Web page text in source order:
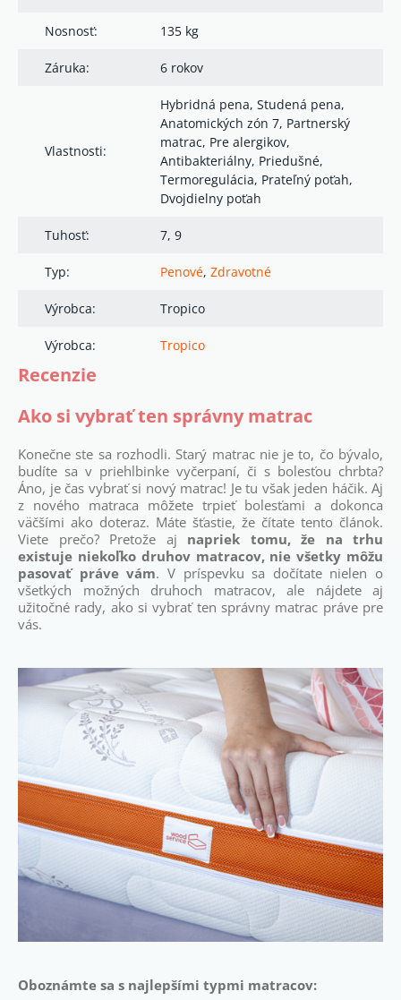
Nosnosť: 135 kg
Záruka: 6 rokov
Vlastnosti:
Hybridná pena, Studená pena,
Anatomických zón 7, Partnerský
matrac, Pre alergikov,
Antibakteriálny, Priedušné,
Termoregulácia, Prateľný poťah,
Dvojdielny poťah
Tuhosť: 7, 9
Typ: Penové, Zdravotné
Výrobca: Tropico
Výrobca: Tropico
Recenzie
Ako si vybrať ten správny matrac
Konečne ste sa rozhodli. Starý matrac nie je to, čo bývalo,
budíte sa v priehlbinke vyčerpaní, či s bolesťou chrbta?
Áno, je čas vybrať si nový matrac! Je tu však jeden háčik. Aj
z nového matraca môžete trpieť bolesťami a dokonca
väčšími ako doteraz. Máte šťastie, že čítate tento článok.
Viete prečo? Pretože aj napriek tomu, že na trhu
existuje niekoľko druhov matracov, nie všetky môžu
pasovať práve vám. V príspevku sa dočítate nielen o
všetkých možných druhoch matracov, ale nájdete aj
užitočné rady, ako si vybrať ten správny matrac práve pre
vás.
Oboznámte sa s najlepšími typmi matracov: